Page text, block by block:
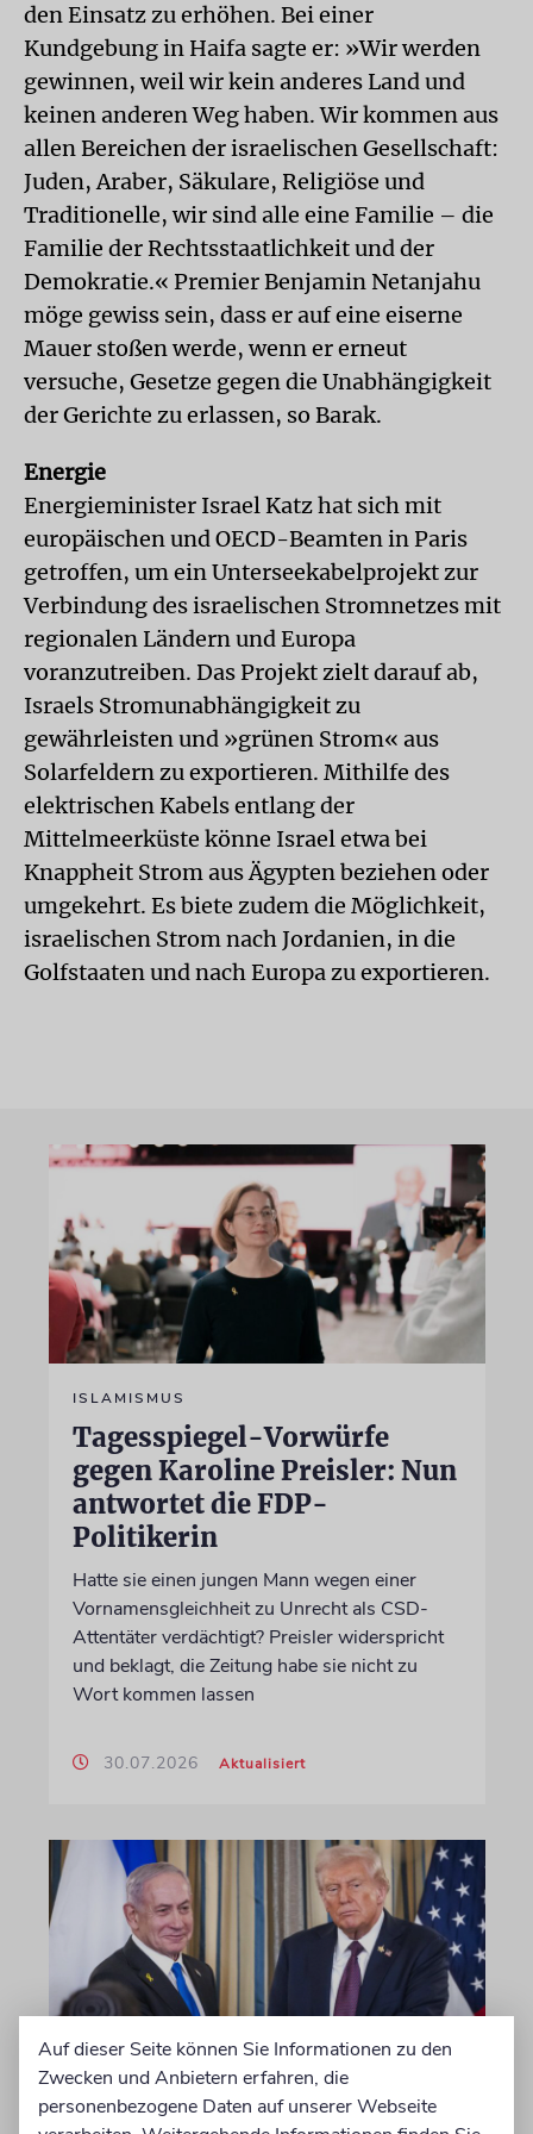
den Einsatz zu erhöhen. Bei einer
Kundgebung in Haifa sagte er: »Wir werden
gewinnen, weil wir kein anderes Land und
keinen anderen Weg haben. Wir kommen aus
allen Bereichen der israelischen Gesellschaft:
Juden, Araber, Säkulare, Religiöse und
Traditionelle, wir sind alle eine Familie – die
Familie der Rechtsstaatlichkeit und der
Demokratie.« Premier Benjamin Netanjahu
möge gewiss sein, dass er auf eine eiserne
Mauer stoßen werde, wenn er erneut
versuche, Gesetze gegen die Unabhängigkeit
der Gerichte zu erlassen, so Barak.
Energie
Energieminister Israel Katz hat sich mit
europäischen und OECD-Beamten in Paris
getroffen, um ein Unterseekabelprojekt zur
Verbindung des israelischen Stromnetzes mit
regionalen Ländern und Europa
voranzutreiben. Das Projekt zielt darauf ab,
Israels Stromunabhängigkeit zu
gewährleisten und »grünen Strom« aus
Solarfeldern zu exportieren. Mithilfe des
elektrischen Kabels entlang der
Mittelmeerküste könne Israel etwa bei
Knappheit Strom aus Ägypten beziehen oder
umgekehrt. Es biete zudem die Möglichkeit,
israelischen Strom nach Jordanien, in die
Golfstaaten und nach Europa zu exportieren.
ISLAMISMUS
Tagesspiegel-Vorwürfe
gegen Karoline Preisler: Nun
antwortet die FDP-
Politikerin
Hatte sie einen jungen Mann wegen einer
Vornamensgleichheit zu Unrecht als CSD-
Attentäter verdächtigt? Preisler widerspricht
und beklagt, die Zeitung habe sie nicht zu
Wort kommen lassen
30.07.2026 Aktualisiert
Auf dieser Seite können Sie Informationen zu den
Zwecken und Anbietern erfahren, die
personenbezogene Daten auf unserer Webseite